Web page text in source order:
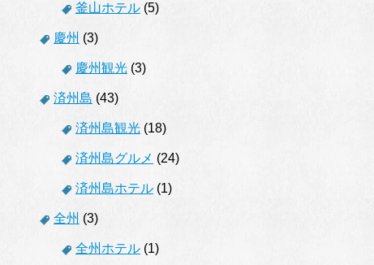
釜山ホテル (5)
慶州 (3)
慶州観光 (3)
済州島 (43)
済州島観光 (18)
済州島グルメ (24)
済州島ホテル (1)
全州 (3)
全州ホテル (1)